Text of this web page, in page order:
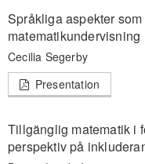
Språkliga aspekter
matematikundervisning
Cecilia Segerby
Presentation
Tillgänglig matematik i
perspektiv på